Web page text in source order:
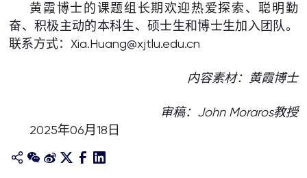
黄霞博士的课题组长期欢迎热爱探索、聪明勤
奋、积极主动的本科生、硕士生和博士生加入团队。
联系方式：Xia.Huang@xjtlu.edu.cn
内容素材：黄霞博士
审稿：John Moraros教授
2025年06月18日